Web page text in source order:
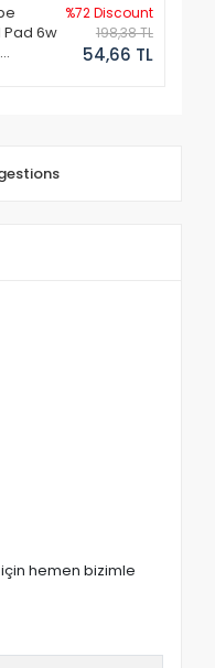
Pad 6w
%72 Discount
198,38 TL
54,66 TL
için hemen bizimle